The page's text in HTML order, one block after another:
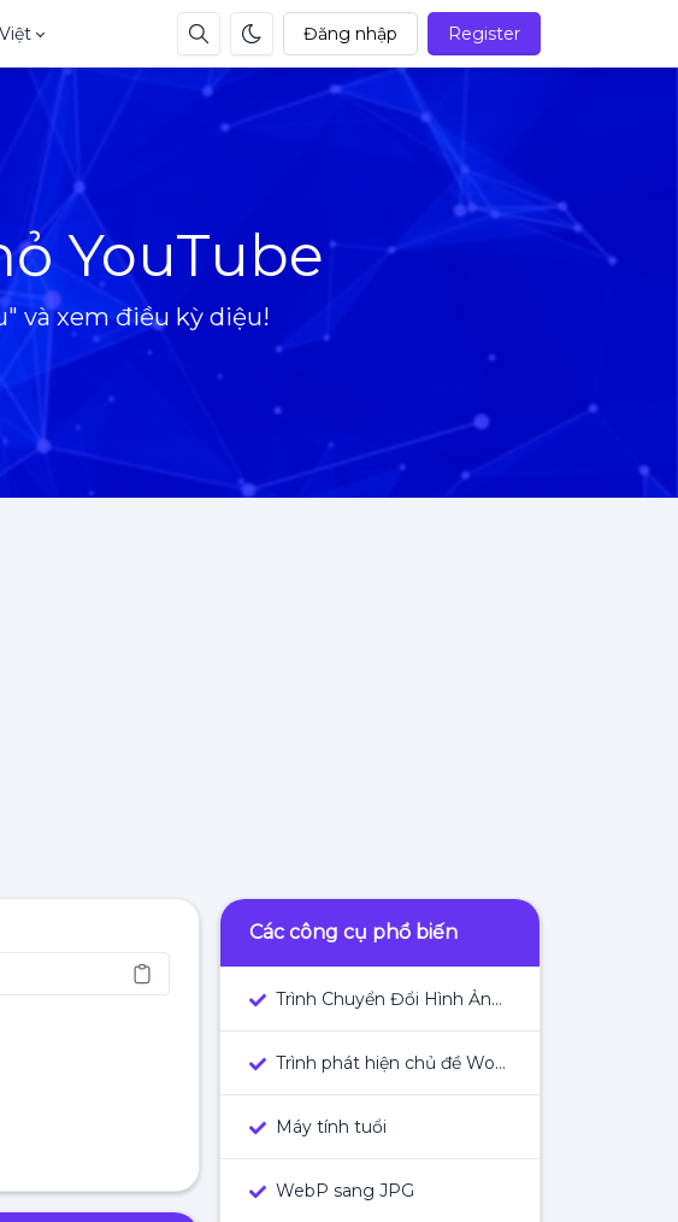
Đăng nhập Register
YouTube
và xem điều kỳ diệu!
Các công cụ phổ biến
Trình Chuyển Đổi Hình Ảnh Thành Văn Bản
Trình phát hiện chủ đề WordPress
Máy tính tuổi
WebP sang JPG